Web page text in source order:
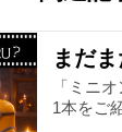
まだ
「ミニ
1本をご